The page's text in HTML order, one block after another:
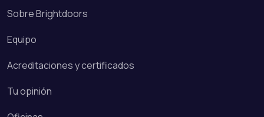
Sobre Brightdoors
Equipo
Acreditaciones y certificados
Tu opinión